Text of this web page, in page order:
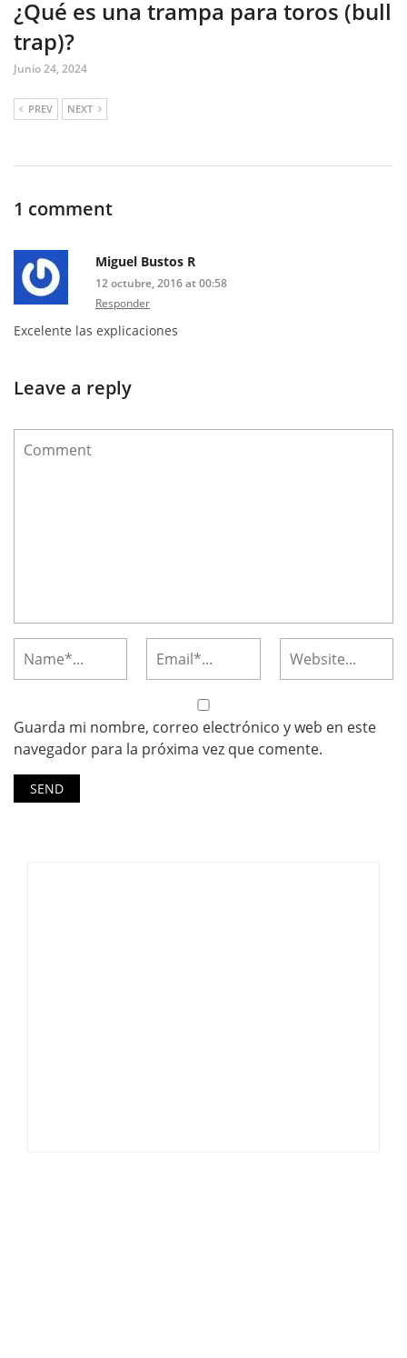
¿Qué es una trampa para toros (bull
trap)?
Junio 24, 2024
PREV NEXT
1 comment
Miguel Bustos R
12 octubre, 2016 at 00:58
Responder
Excelente las explicaciones
Leave a reply
Guarda mi nombre, correo electrónico y web en este
navegador para la próxima vez que comente.